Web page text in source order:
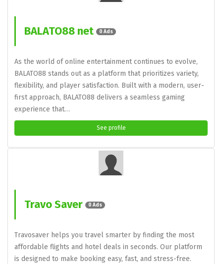
BALATO88 net 0 Ads
As the world of online entertainment continues to evolve,
BALATO88 stands out as a platform that prioritizes variety,
flexibility, and player satisfaction. Built with a modern, user-
first approach, BALATO88 delivers a seamless gaming
experience that…
See profile
Travo Saver 0 Ads
Travosaver helps you travel smarter by finding the most
affordable flights and hotel deals in seconds. Our platform
is designed to make booking easy, fast, and stress-free.